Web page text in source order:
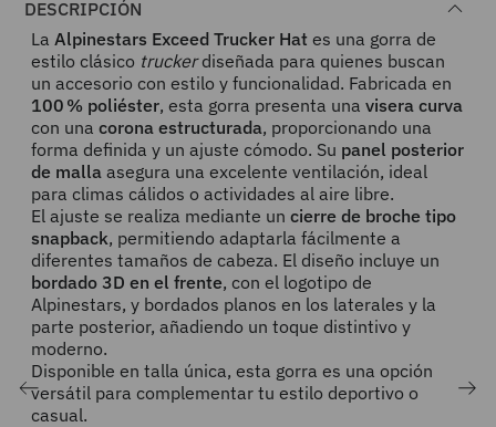
DESCRIPCIÓN
LaAlpinestars Exceed Trucker Hat es una gorra de
estilo clásico truckerdiseñada para quienes buscan
un accesorio con estilo y funcionalidad. Fabricada en
100 % poliéster, esta gorra presenta unavisera curva
con unacorona estructurada, proporcionando una
forma definida y un ajuste cómodo. Su panel posterior
de malla asegura una excelente ventilación, ideal
para climas cálidos o actividades al aire libre.
El ajuste se realiza mediante uncierre de broche tipo
snapback, permitiendo adaptarla fácilmente a
diferentes tamaños de cabeza. El diseño incluye un
bordado 3D en el frente, con el logotipo de
Alpinestars, y bordados planos en los laterales y la
parte posterior, añadiendo un toque distintivo y
moderno.
Disponible en talla única, esta gorra es una opción
versátil para complementar tu estilo deportivo o
casual.